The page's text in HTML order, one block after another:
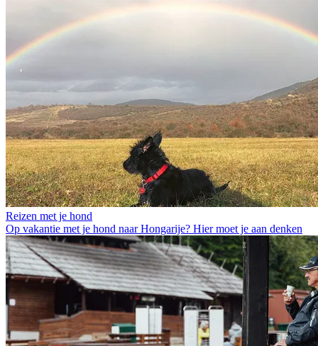
Reizen met je hond
Op vakantie met je hond naar Hongarije? Hier moet je aan denken